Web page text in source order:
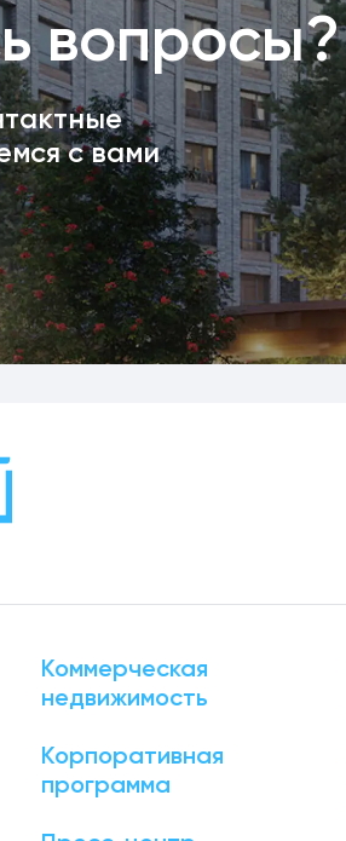
вопросы?
с вами
Коммерческая
недвижимость
Корпоративная
программа